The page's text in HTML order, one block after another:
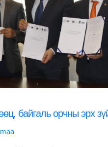
байгаль орчны эрх